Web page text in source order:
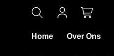
Home Over Ons